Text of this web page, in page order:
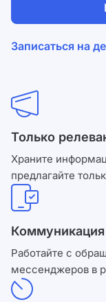
условиями
Записаться на
Только
Храните
предлагайте
Работайте с
мессенджеров в